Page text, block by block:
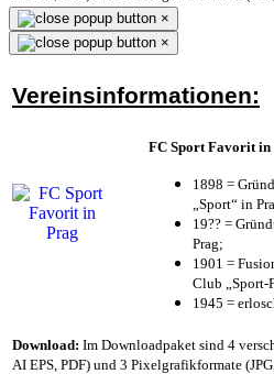
×
×
Vereinsinformationen:
FC Sport Favorit in
1898 =
„Sport“ in
19?? =
Prag;
1901 =
Club „Sport-
1945 =
Download: Im Downloadpaket sind 4
AI EPS, PDF) und 3 Pixelgrafikformate